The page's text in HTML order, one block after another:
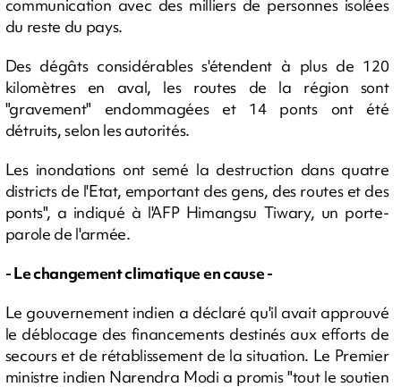
communication avec des milliers de personnes isolées
du reste du pays.
Des dégâts considérables s'étendent à plus de 120
kilomètres en aval, les routes de la région sont
"gravement" endommagées et 14 ponts ont été
détruits, selon les autorités.
Les inondations ont semé la destruction dans quatre
districts de l'Etat, emportant des gens, des routes et des
ponts", a indiqué à l'AFP Himangsu Tiwary, un porte-
parole de l'armée.
- Le changement climatique en cause -
Le gouvernement indien a déclaré qu'il avait approuvé
le déblocage des financements destinés aux efforts de
secours et de rétablissement de la situation. Le Premier
ministre indien Narendra Modi a promis "tout le soutien